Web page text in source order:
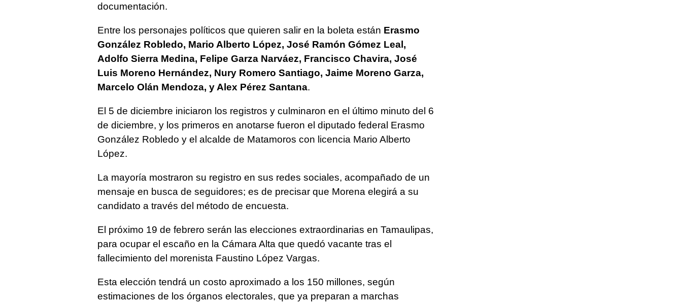
documentación.
Entre los personajes políticos que quieren salir en la boleta están Erasmo
González Robledo, Mario Alberto López, José Ramón Gómez Leal,
Adolfo Sierra Medina, Felipe Garza Narváez, Francisco Chavira, José
Luis Moreno Hernández, Nury Romero Santiago, Jaime Moreno Garza,
Marcelo Olán Mendoza, y Alex Pérez Santana.
El 5 de diciembre iniciaron los registros y culminaron en el último minuto del 6
de diciembre, y los primeros en anotarse fueron el diputado federal Erasmo
González Robledo y el alcalde de Matamoros con licencia Mario Alberto
López.
La mayoría mostraron su registro en sus redes sociales, acompañado de un
mensaje en busca de seguidores; es de precisar que Morena elegirá a su
candidato a través del método de encuesta.
El próximo 19 de febrero serán las elecciones extraordinarias en Tamaulipas,
para ocupar el escaño en la Cámara Alta que quedó vacante tras el
fallecimiento del morenista Faustino López Vargas.
Esta elección tendrá un costo aproximado a los 150 millones, según
estimaciones de los órganos electorales, que ya preparan a marchas